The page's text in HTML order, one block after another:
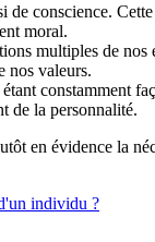
de conscience.
moral.
multiples de nos
nos valeurs.
constamment
de la personnalité.
en évidence la
individu ?